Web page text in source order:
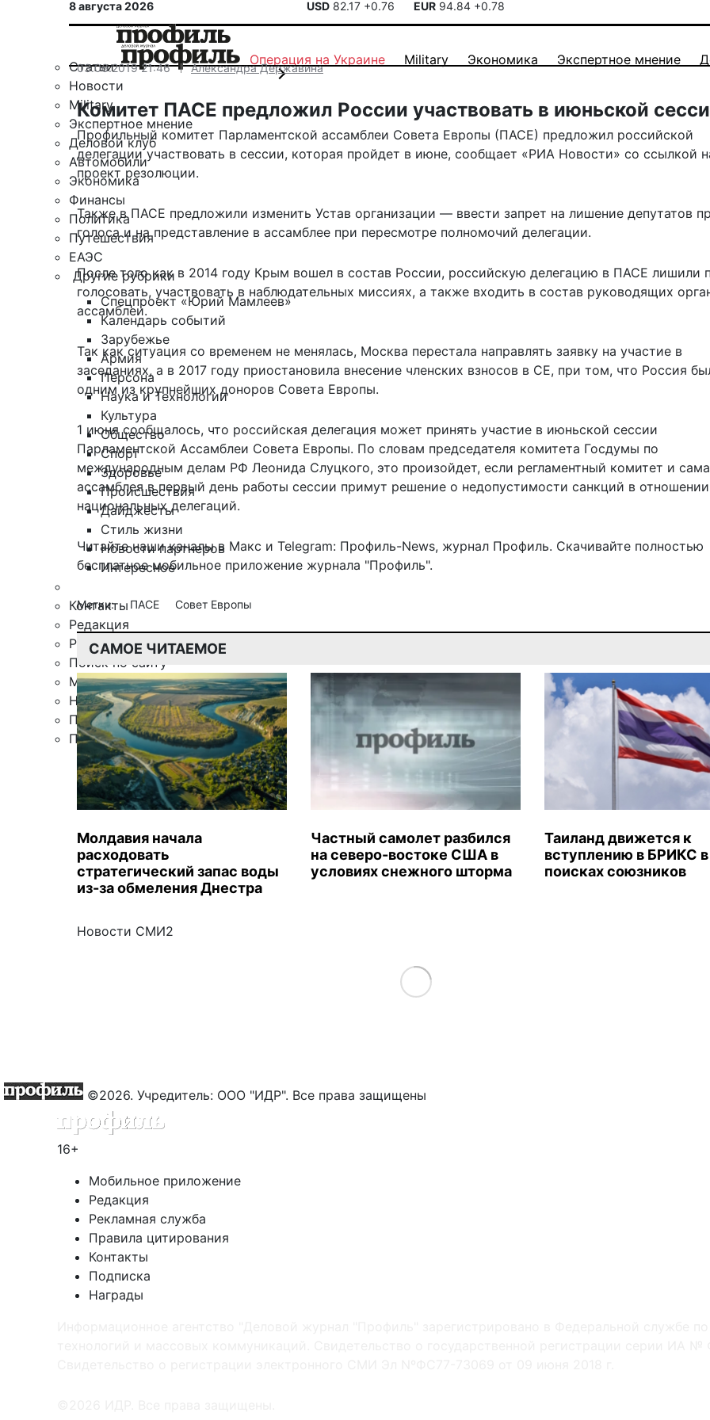
8 августа 2026 USD 82.17 +0.76 EUR 94.84 +0.78
Статьи
Новости
Military
Экспертное мнение
Деловой клуб
Автомобили
Экономика
Финансы
Политика
Путешествия
ЕАЭС
Другие рубрики
Спецпроект «Юрий Мамлеев»
Календарь событий
Зарубежье
Армия
Персона
Наука и Технологии
Культура
Общество
Спорт
Здоровье
Происшествия
Дайджесты
Стиль жизни
Новости партнеров
Интересное
Контакты
Редакция
Рекламная служба
Поиск по сайту
Мобильное приложение
Награды
Правила цитирования
Подписка
Операция на Украине Military Экономика Экспертное мнение
03.06.2019 21:46 Александра Державина
Комитет ПАСЕ предложил России участвовать в июньской
Профильный комитет Парламентской ассамблеи Совета Европы (ПАСЕ) предложил российской
делегации участвовать в сессии, которая пройдет в июне, сообщает «РИА Новости» со ссылкой
проект резолюции.
Также в ПАСЕ предложили изменить Устав организации — ввести запрет на лишение депутатов
голоса и на представление в ассамблее при пересмотре полномочий делегации.
После того как в 2014 году Крым вошел в состав России, российскую делегацию в ПАСЕ лишили
голосовать, участвовать в наблюдательных миссиях, а также входить в состав руководящих
ассамблеи.
Так как ситуация со временем не менялась, Москва перестала направлять заявку на участие в
заседаниях, а в 2017 году приостановила внесение членских взносов в СЕ, при том, что Россия
одним из крупнейших доноров Совета Европы.
1 июня сообщалось, что российская делегация может принять участие в июньской сессии
Парламентской Ассамблеи Совета Европы. По словам председателя комитета Госдумы по
международным делам РФ Леонида Слуцкого, это произойдет, если регламентный комитет и сама
ассамблея в первый день работы сессии примут решение о недопустимости санкций в отношении
национальных делегаций.
Читайте наши каналы в Макс и Telegram: Профиль-News, журнал Профиль. Скачивайте полностью
бесплатное мобильное приложение журнала "Профиль".
Метки: ПАСЕ Совет Европы
САМОЕ ЧИТАЕМОЕ
Молдавия начала
расходовать
стратегический запас воды
из-за обмеления Днестра
Частный самолет разбился
на северо-востоке США в
условиях снежного шторма
Таиланд движется к
вступлению в БРИКС в
поисках союзников
Новости СМИ2
Load More
©2026. Учредитель: ООО "ИДР". Все права защищены
16+
Мобильное приложение
Редакция
Рекламная служба
Правила цитирования
Контакты
Подписка
Награды